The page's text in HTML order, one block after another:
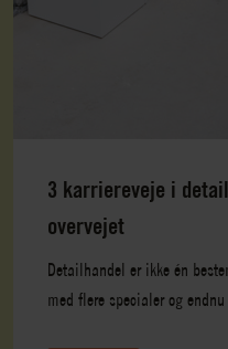
3 karriereveje i
overvejet
Detailhandel er ikke én
med flere specialer og